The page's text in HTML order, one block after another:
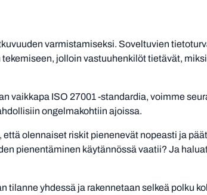
varmistamiseksi. Soveltuvien
jolloin vastuuhenkilöt tietävät,
ISO 27001 -standardia, voimme
ongelmakohtiin ajoissa.
olennaiset riskit pienenevät nopeasti ja
pienentäminen käytännössä vaatii? Ja
tilanne yhdessä ja rakennetaan selkeä polku